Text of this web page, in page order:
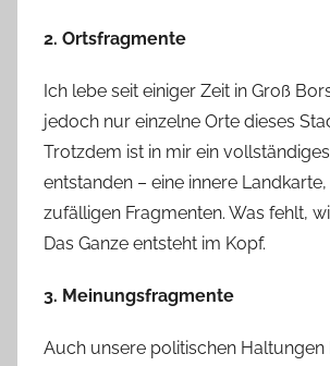
2. Ortsfragmente
Ich lebe seit einiger Zeit in Groß
jedoch nur einzelne Orte dieses
Trotzdem ist in mir ein
entstanden – eine innere
zufälligen Fragmenten. Was fehlt,
Das Ganze entsteht im Kopf.
3. Meinungsfragmente
Auch unsere politischen Haltungen